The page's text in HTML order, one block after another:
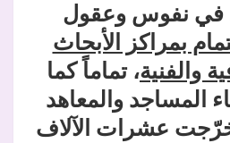
في نفوس وعقول
بمراكز الأبحاث
والفنية، تماماً كما
المساجد والمعاهد
خرّجت عشرات الآلاف